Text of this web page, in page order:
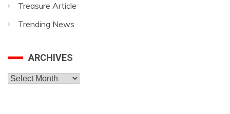
Treasure Article
Trending News
ARCHIVES
Archives